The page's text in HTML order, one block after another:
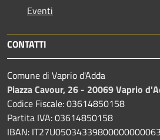
Eventi
CONTATTI
Comune di Vaprio d'Adda
Piazza Cavour, 26 - 20069 Vaprio
Codice Fiscale: 03614850158
Partita IVA: 03614850158
IBAN: